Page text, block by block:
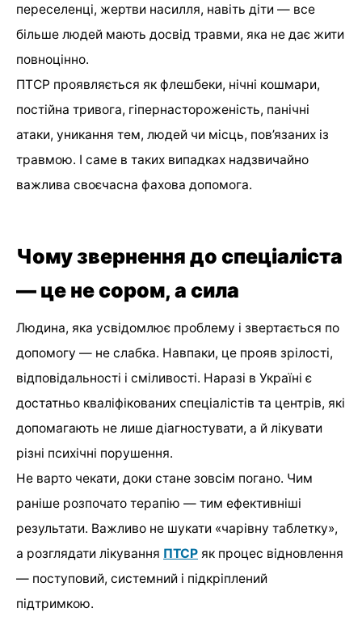
переселенці, жертви насилля, навіть діти — все
більше людей мають досвід травми, яка не дає жити
повноцінно.
ПТСР проявляється як флешбеки, нічні кошмари,
постійна тривога, гіпернастороженість, панічні
атаки, уникання тем, людей чи місць, пов’язаних із
травмою. І саме в таких випадках надзвичайно
важлива своєчасна фахова допомога.
Чому звернення до спеціаліста
— це не сором, а сила
Людина, яка усвідомлює проблему і звертається по
допомогу — не слабка. Навпаки, це прояв зрілості,
відповідальності і сміливості. Наразі в Україні є
достатньо кваліфікованих спеціалістів та центрів, які
допомагають не лише діагностувати, а й лікувати
різні психічні порушення.
Не варто чекати, доки стане зовсім погано. Чим
раніше розпочато терапію — тим ефективніші
результати. Важливо не шукати «чарівну таблетку»,
а розглядати лікування ПТСР як процес відновлення
— поступовий, системний і підкріплений
підтримкою.